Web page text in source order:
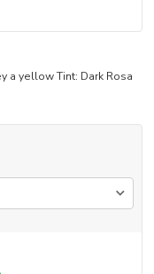
a yellow Tint: Dark Rosa